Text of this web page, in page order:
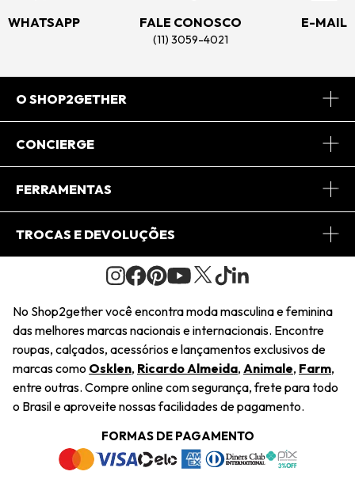
WHATSAPP FALE CONOSCO
(11) 3059-4021
E-MAIL
O SHOP2GETHER
Sobre Nós
Journal
Saiu na Mídia
Sustentabilidade
Navegando
Termos e Condições
CONCIERGE
Central de Relacionamento
Regulamento e Promoções
FERRAMENTAS
Minha Conta
Pedido de Presente
Wishlist
TROCAS E DEVOLUÇÕES
Condições Gerais
Troca Fácil
Restituição de Pagamento
Dúvidas Frequentes
Termos e Condições
Política de Privacidade
No Shop2gether você encontra moda masculina e feminina
das melhores marcas nacionais e internacionais. Encontre
roupas, calçados, acessórios e lançamentos exclusivos de
marcas como Osklen, Ricardo Almeida, Animale, Farm,
entre outras. Compre online com segurança, frete para todo
o Brasil e aproveite nossas facilidades de pagamento.
FORMAS DE PAGAMENTO